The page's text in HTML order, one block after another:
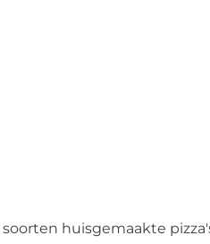
huisgemaakte